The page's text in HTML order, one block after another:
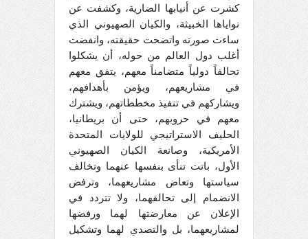
كشرت عن أنيابها الضارية، وكشفت عن
نواياها الخبيثة، والكيان الصهيوني الذي
ساءت صورته واتضحت حقيقته، وانفضت
أغلب دول العالم من حوله، أن يشكلوا
تحالفاً دولياً متضامناً معهم، يتفق معهم
في مشاريعهم، ويؤمن بأهدافهم،
ويشاركهم في تنفيذ مخططاتهم، ويشترك
معهم في حروبهم، حتى أن بريطانيا،
الحليف الاستراتيجي للولايات المتحدة
الأمريكية، وصانعة الكيان الصهيوني
الأول، باتت تنأى بنفسها عنهما وتخالف
سياستها وتعاض مشاريعهما، وترفض
الانضمام إلى تحالفهما، ولا تتردد في
الإعلان عن معارضتها لهما ورفضها
لمشاريعهما، بل والتصدي لهما وتشكيل